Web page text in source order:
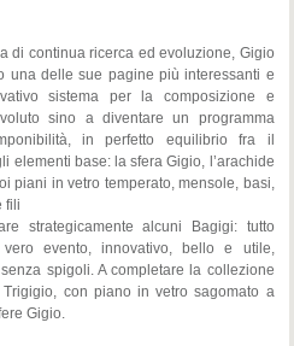
di continua ricerca ed evoluzione, Gigio
una delle sue pagine più interessanti e
sistema per la composizione e
sino a diventare un programma
in perfetto equilibrio fra il
elementi base: la sfera Gigio, l’arachide
piani in vetro temperato, mensole, basi,
fili
strategicamente alcuni Bagigi: tutto
evento, innovativo, bello e utile,
spigoli. A completare la collezione
con piano in vetro sagomato a
Gigio.